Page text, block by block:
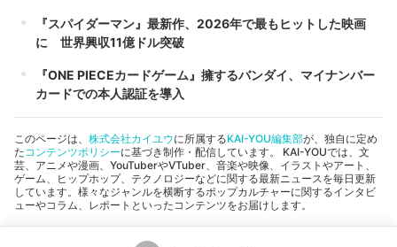
『スパイダーマン』最新作、2026年で最もヒットした映画
に 世界興収11億ドル突破
『ONE PIECEカードゲーム』擁するバンダイ、マイナンバー
カードでの本人認証を導入
このページは、 株式会社カイユウに所属するKAI-YOU編集部が、独自に定め
たコンテンツポリシーに基づき制作・配信しています。 KAI-YOUでは、文
芸、アニメや漫画、YouTuberやVTuber、音楽や映像、イラストやアート、
ゲーム、ヒップホップ、テクノロジーなどに関する最新ニュースを毎日更新
しています。様々なジャンルを横断するポップカルチャーに関するインタビ
ューやコラム、レポートといったコンテンツをお届けします。